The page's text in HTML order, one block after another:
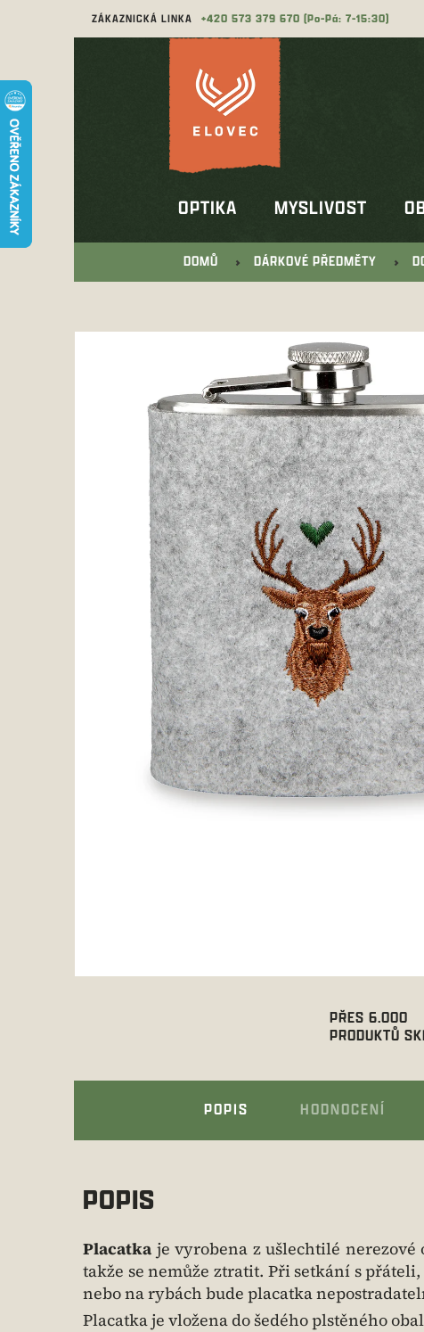
ZÁKAZNICKÁ LINKA 573 379 670
OPTIKA MYSLIVOST
DOMŮ DÁRKOVÉ PŘEDMĚTY
PŘES 6.000
PRODUKTŮ
POPIS HODNOCENÍ
POPIS
Placatka je vyrobena z ušlechtilé
takže se nemůže ztratit. Při setkání s
nebo na rybách bude placatka
Placatka je vložena do šedého plstěného